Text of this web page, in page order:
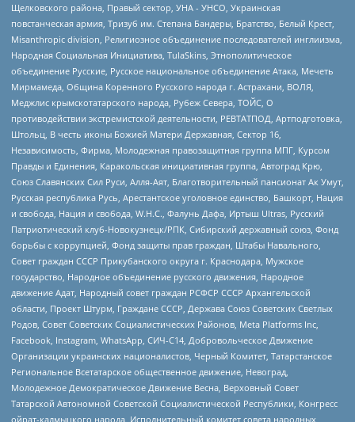
Щелковского района, Правый сектор, УНА - УНСО, Украинская
повстанческая армия, Тризуб им. Степана Бандеры, Братство, Белый Крест,
Misanthropic division, Религиозное объединение последователей инглиизма,
Народная Социальная Инициатива, TulaSkins, Этнополитическое
объединение Русские, Русское национальное объединение Атака, Мечеть
Мирмамеда, Община Коренного Русского народа г. Астрахани, ВОЛЯ,
Меджлис крымскотатарского народа, Рубеж Севера, ТОЙС, О
противодействии экстремистской деятельности, РЕВТАТПОД, Артподготовка,
Штольц, В честь иконы Божией Матери Державная, Сектор 16,
Независимость, Фирма, Молодежная правозащитная группа МПГ, Курсом
Правды и Единения, Каракольская инициативная группа, Автоград Крю,
Союз Славянских Сил Руси, Алля-Аят, Благотворительный пансионат Ак Умут,
Русская республика Русь, Арестантское уголовное единство, Башкорт, Нация
и свобода, Нация и свобода, W.H.С., Фалунь Дафа, Иртыш Ultras, Русский
Патриотический клуб-Новокузнецк/РПК, Сибирский державный союз, Фонд
борьбы с коррупцией, Фонд защиты прав граждан, Штабы Навального,
Совет граждан СССР Прикубанского округа г. Краснодара, Мужское
государство, Народное объединение русского движения, Народное
движение Адат, Народный совет граждан РСФСР СССР Архангельской
области, Проект Штурм, Граждане СССР, Держава Союз Советских Светлых
Родов, Совет Советских Социалистических Районов, Meta Platforms Inc,
Facebook, Instagram, WhatsApp, СИЧ-С14, Добровольческое Движение
Организации украинских националистов, Черный Комитет, Татарстанское
Региональное Всетатарское общественное движение, Невоград,
Молодежное Демократическое Движение Весна, Верховный Совет
Татарской Автономной Советской Социалистической Республики, Конгресс
ойрат-калмыцкого народа, Исполнительный комитет совета народных